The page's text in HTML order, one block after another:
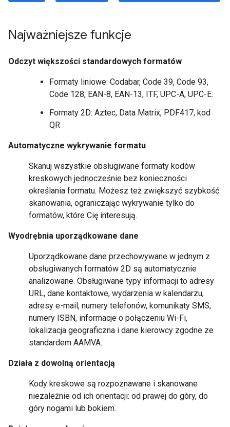
Najważniejsze funkcje
Odczyt większości standardowych formatów
Formaty liniowe: Codabar, Code 39, Code 93,
Code 128, EAN-8, EAN-13, ITF, UPC-A, UPC-E.
Formaty 2D: Aztec, Data Matrix, PDF417, kod
QR
Automatyczne wykrywanie formatu
Skanuj wszystkie obsługiwane formaty kodów
kreskowych jednocześnie bez konieczności
określania formatu. Możesz też zwiększyć szybkość
skanowania, ograniczając wykrywanie tylko do
formatów, które Cię interesują.
Wyodrębnia uporządkowane dane
Uporządkowane dane przechowywane w jednym z
obsługiwanych formatów 2D są automatycznie
analizowane. Obsługiwane typy informacji to adresy
URL, dane kontaktowe, wydarzenia w kalendarzu,
adresy e-mail, numery telefonów, komunikaty SMS,
numery ISBN, informacje o połączeniu Wi-Fi,
lokalizacja geograficzna i dane kierowcy zgodne ze
standardem AAMVA.
Działa z dowolną orientacją
Kody kreskowe są rozpoznawane i skanowane
niezależnie od ich orientacji: od prawej do góry, do
góry nogami lub bokiem.